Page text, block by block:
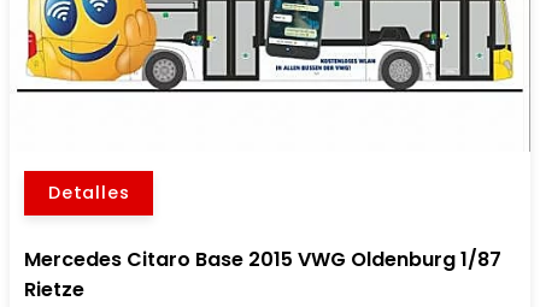
Detalles
Mercedes Citaro Base 2015 VWG Oldenburg 1/87
Rietze